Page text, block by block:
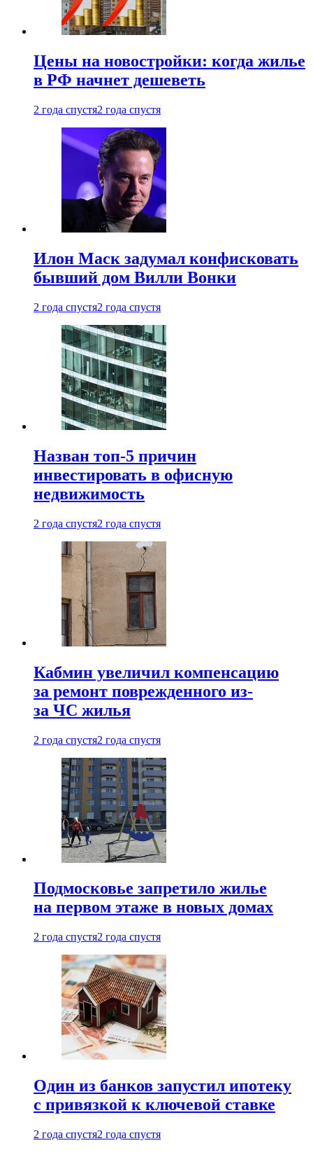
Цены на новостройки: когда жилье
в РФ начнет дешеветь
2 года спустя2 года спустя
Илон Маск задумал конфисковать
бывший дом Вилли Вонки
2 года спустя2 года спустя
Назван топ-5 причин
инвестировать в офисную
недвижимость
2 года спустя2 года спустя
Кабмин увеличил компенсацию
за ремонт поврежденного из-
за ЧС жилья
2 года спустя2 года спустя
Подмосковье запретило жилье
на первом этаже в новых домах
2 года спустя2 года спустя
Один из банков запустил ипотеку
с привязкой к ключевой ставке
2 года спустя2 года спустя